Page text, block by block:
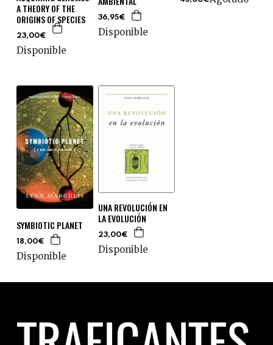
A THEORY OF THE
ORIGINS OF SPECIES
23,00€
Disponible
36,95€
Disponible
SYMBIOTIC PLANET
18,00€
Disponible
UNA REVOLUCIÓN EN
LA EVOLUCIÓN
23,00€
Disponible